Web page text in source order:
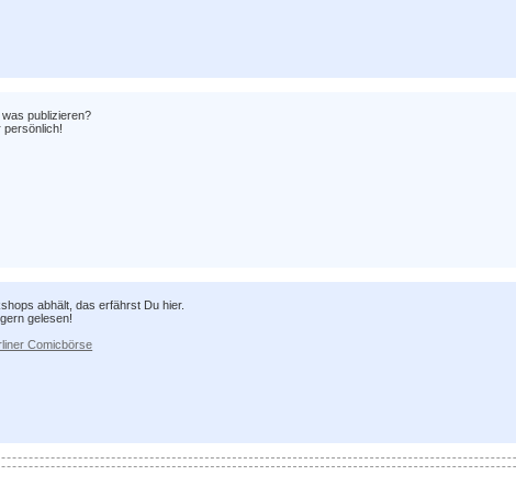
publizieren?
persönlich!
abhält, das erfährst Du hier.
gelesen!
Comicbörse